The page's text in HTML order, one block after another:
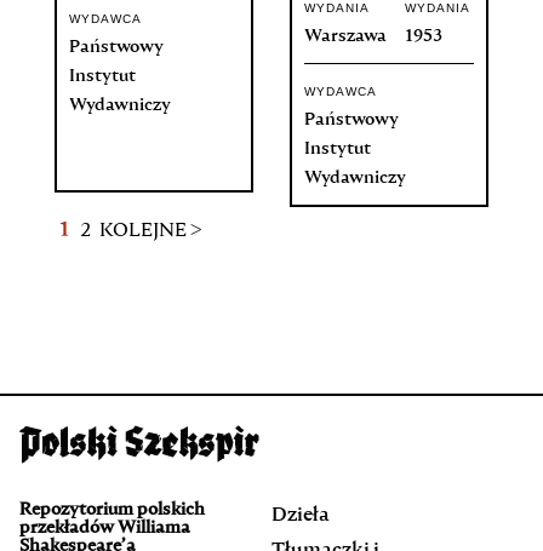
WYDAWCA
Państwowy
Instytut
Wydawniczy
WYDANIA
Warszawa
WYDANIA
1953
WYDAWCA
Państwowy
Instytut
Wydawniczy
1 2 KOLEJNE >
Repozytorium polskich
przekładów Williama
Shakespeare’a
Dzieła